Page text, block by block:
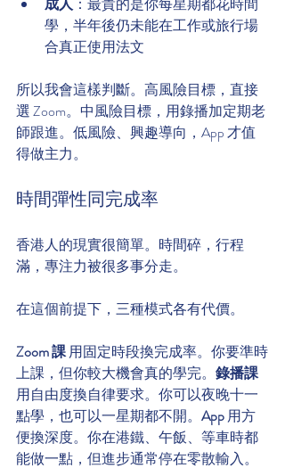
學，半年後仍未能在工作或旅行場
合真正使用法文
所以我會這樣判斷。高風險目標，直接
選 Zoom。中風險目標，用錄播加定期老
師跟進。低風險、興趣導向，App 才值
得做主力。
時間彈性同完成率
香港人的現實很簡單。時間碎，行程
滿，專注力被很多事分走。
在這個前提下，三種模式各有代價。
Zoom 課 用固定時段換完成率。你要準時
上課，但你較大機會真的學完。 錄播課
用自由度換自律要求。你可以夜晚十一
點學，也可以一星期都不開。 App 用方
便換深度。你在港鐵、午飯、等車時都
能做一點，但進步通常停在零散輸入。